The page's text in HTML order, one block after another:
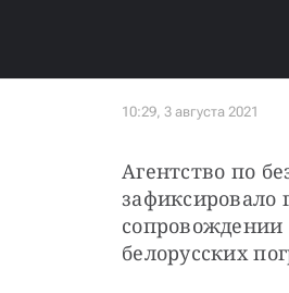
Агентство по
зафиксировало
белорусских